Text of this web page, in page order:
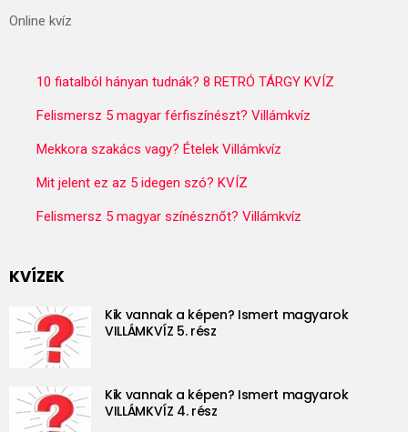
Online kvíz
10 fiatalból hányan tudnák? 8 RETRÓ TÁRGY KVÍZ
Felismersz 5 magyar férfiszínészt? Villámkvíz
Mekkora szakács vagy? Ételek Villámkvíz
Mit jelent ez az 5 idegen szó? KVÍZ
Felismersz 5 magyar színésznőt? Villámkvíz
KVÍZEK
Kik vannak a képen? Ismert magyarok
VILLÁMKVÍZ 5. rész
Kik vannak a képen? Ismert magyarok
VILLÁMKVÍZ 4. rész